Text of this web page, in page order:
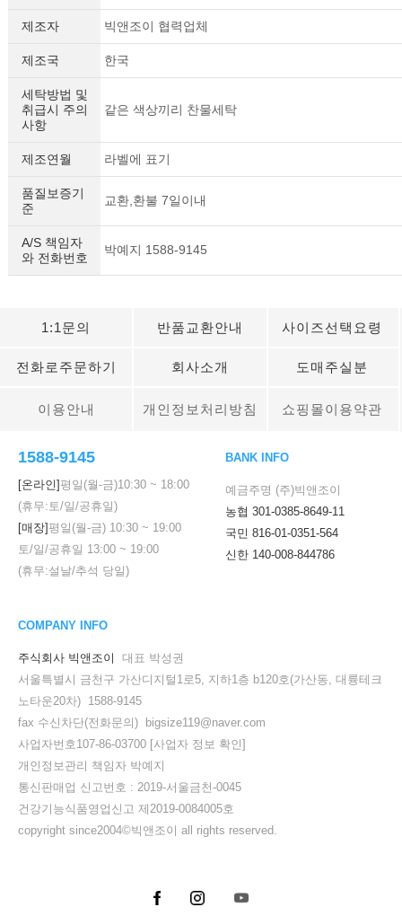
세요!
제조자 빅앤조이 협력업체
제조국 한국
세탁방법 및
취급시 주의
사항
같은 색상끼리 찬물세탁
제조연월 라벨에 표기
품질보증기
준
교환,환불 7일이내
A/S 책임자
와 전화번호
박예지 1588-9145
1:1문의 반품교환안내 사이즈선택요령
전화로주문하기 회사소개 도매주실분
이용안내 개인정보처리방침 쇼핑몰이용약관
1588-9145
[온라인]평일(월-금)10:30 ~ 18:00
(휴무:토/일/공휴일)
[매장]평일(월-금) 10:30 ~ 19:00
토/일/공휴일 13:00 ~ 19:00
(휴무:설날/추석 당일)
BANK INFO
예금주명 (주)빅앤조이
농협 301-0385-8649-11
국민 816-01-0351-564
신한 140-008-844786
COMPANY INFO
주식회사 빅앤조이
대표 박성권
서울특별시 금천구 가산디지털1로5, 지하1층 b120호(가산동, 대륭테크
노타운20차) 1588-9145
fax 수신차단(전화문의) bigsize119@naver.com
사업자번호107-86-03700 [사업자 정보 확인]
개인정보관리 책임자 박예지
통신판매업 신고번호 : 2019-서울금천-0045
건강기능식품영업신고 제2019-0084005호
copyright since2004©빅앤조이 all rights reserved.